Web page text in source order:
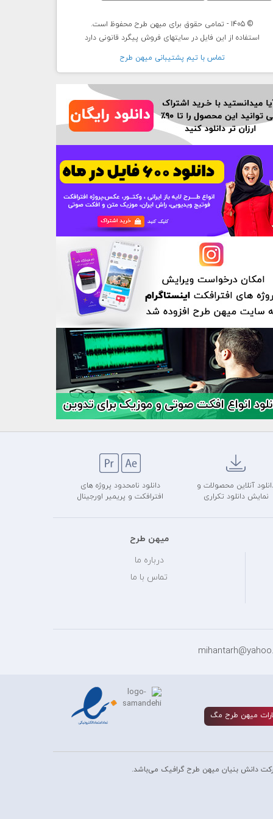
© 1405 - تمامی حقوق برای میهن طرح محفوظ است.
استفاده از این فایل در سایتهای فروش پیگرد قانونی دارد
تماس با تيم پشتيبانی ميهن طرح
آنلاین محصولات و
نمایش دانلود تکراری
دانلود نامحدود پروژه های
افترافکت و پریمیر اورجینال
میهن طرح
درباره ما
تماس با ما
ميهن طرح مگ
دانش بنیان میهن طرح گرافیک می‌باشد.